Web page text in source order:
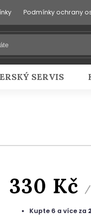
Podmínky ochrany
SERVIS
330 Kč
Kupte 6 a více za